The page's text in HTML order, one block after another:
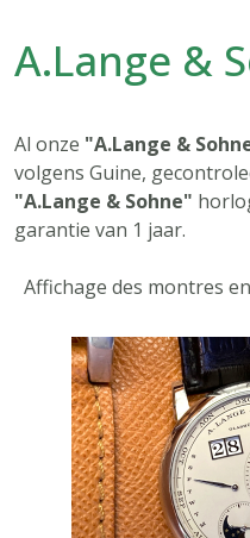
A.Lange &
Al onze "A.Lange &
volgens Guine,
"A.Lange & Sohne"
garantie van 1 jaar.
Affichage des montres